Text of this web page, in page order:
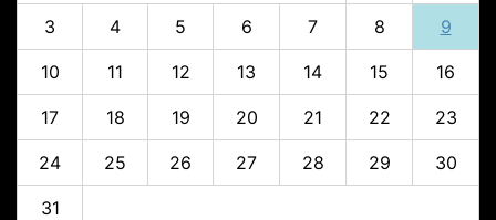
3 4 5 6 7 8 9
10 11 12 13 14 15 16
17 18 19 20 21 22 23
24 25 26 27 28 29 30
31